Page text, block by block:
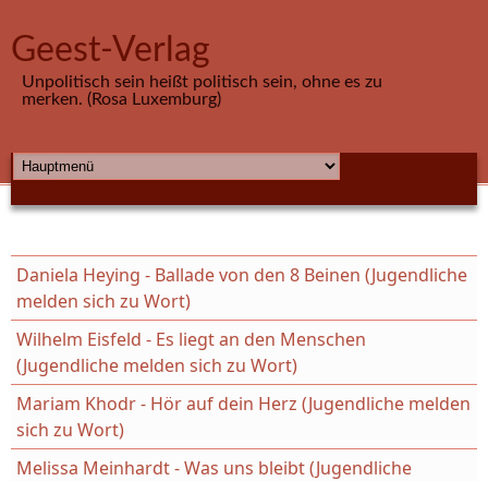
Geest-Verlag
Unpolitisch sein heißt politisch sein, ohne es zu
merken. (Rosa Luxemburg)
HAUPTMENÜ
Daniela Heying - Ballade von den 8 Beinen (Jugendliche
melden sich zu Wort)
Wilhelm Eisfeld - Es liegt an den Menschen
(Jugendliche melden sich zu Wort)
Mariam Khodr - Hör auf dein Herz (Jugendliche melden
sich zu Wort)
Melissa Meinhardt - Was uns bleibt (Jugendliche